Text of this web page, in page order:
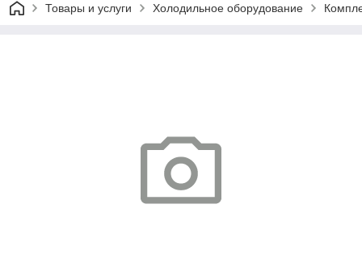
Товары и услуги Холодильное оборудование